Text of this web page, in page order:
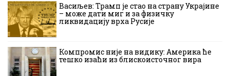
Васиљев: Трамп је стао на страну Украјине
– може дати миг и за физичку
ликвидацију врха Русије
Компромис није на видику: Америка ће
тешко изаћи из блискоисточног вира